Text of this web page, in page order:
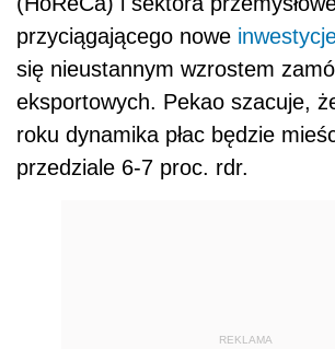
przyciągającego nowe
się nieustannym wzrostem
eksportowych. Pekao szacuje,
roku dynamika płac będzie
przedziale 6-7 proc. rdr.
REKLAMA